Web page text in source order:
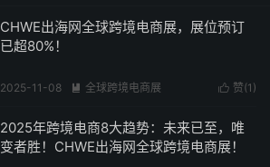
CHWE出海网全球跨境电商展，展位预订
已超80%！
 赞(1 )
2025-11-08  全球跨境电商展
2025年跨境电商8大趋势：未来已至，唯
变者胜！CHWE出海网全球跨境电商展！